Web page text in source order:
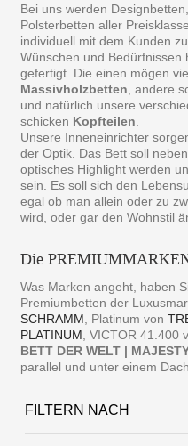
Bei uns werden
Polsterbetten aller
individuell mit dem Kunden
Wünschen und Bedürfnissen
gefertigt. Die einen mögen
Massivholzbetten , andere
und natürlich unsere
schicken Kopfteilen
Unsere Inneneinrichter
der Optik. Das Bett soll
optisches Highlight werden
sein. Es soll sich den
egal ob man allein oder zu
wird, oder gar den Wohnstil
Die
Was Marken angeht, haben
Premiumbetten der
SCHRAMM , Platinum von
PLATINUM , VICTOR 41.400
BETT DER WELT |
parallel und unter einem
FILTERN NACH